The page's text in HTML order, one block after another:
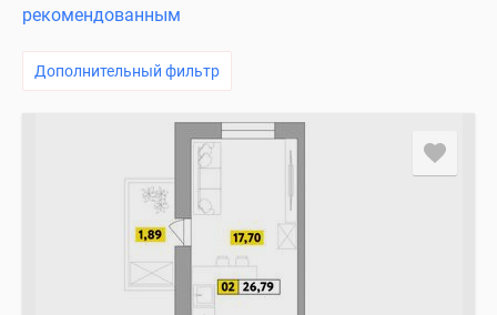
рекомендованным
Дополнительный фильтр